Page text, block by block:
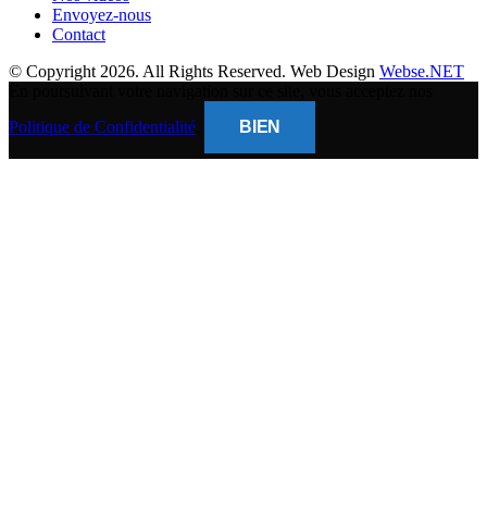
Envoyez-nous
Contact
© Copyright 2026. All Rights Reserved. Web Design Webse.NET
Politique de Confidentialité
BIEN